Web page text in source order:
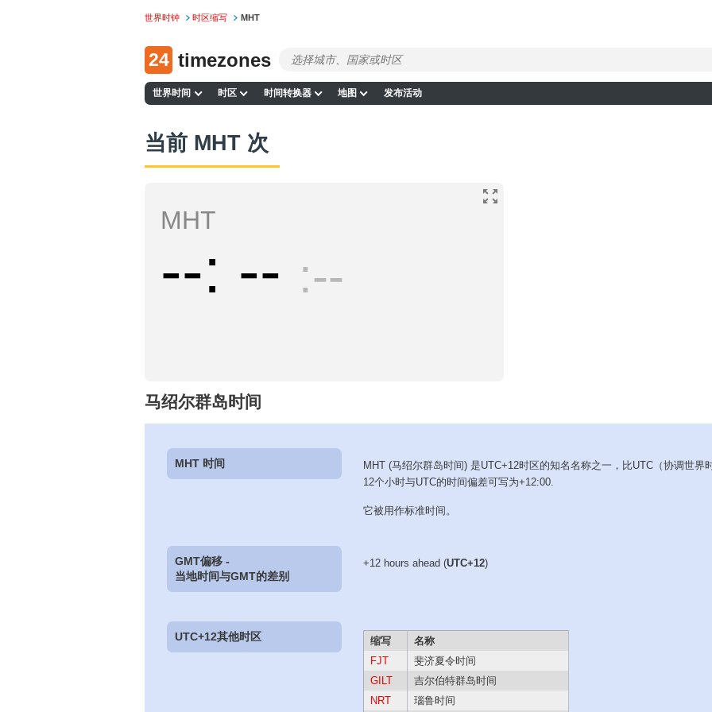
世界时钟 时区缩写 MHT
24 timezones
世界时间 时区 时间转换器 地图 发布活动
当前 MHT 次
MHT
-- -- --
马绍尔群岛时间
MHT 时间
MHT (马绍尔群岛时间) 是UTC+12时区的知名名称之一，比UTC（协调世界
12个小时与UTC的时间偏差可写为+12:00.
它被用作标准时间。
GMT偏移 -
当地时间与GMT的差别
+12 hours ahead (UTC+12)
UTC+12其他时区 缩写
名称
FJT
斐济夏令时间
GILT
吉尔伯特群岛时间
NRT
瑙鲁时间